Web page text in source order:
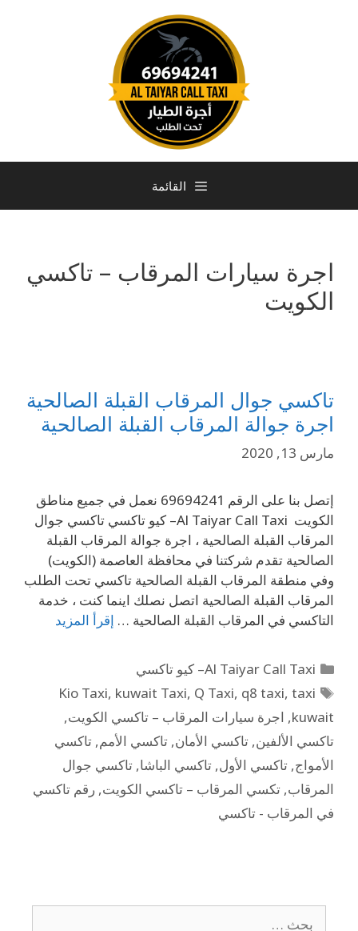
القائمة
اجرة سيارات المرقاب – تاكسي
الكويت
تاكسي جوال المرقاب القبلة الصالحية
اجرة جوالة المرقاب القبلة الصالحية
مارس 13, 2020
إتصل بنا على الرقم 69694241 نعمل في جميع مناطق
الكويت Al Taiyar Call Taxi– كيو تاكسي تاكسي جوال
المرقاب القبلة الصالحية ، اجرة جوالة المرقاب القبلة
الصالحية تقدم شركتنا في محافظة العاصمة (الكويت)
وفي منطقة المرقاب القبلة الصالحية تاكسي تحت الطلب
المرقاب القبلة الصالحية اتصل نصلك اينما كنت ، خدمة
التاكسي في المرقاب القبلة الصالحية … إقرأ المزيد
Al Taiyar Call Taxi– كيو تاكسي
Kio Taxi, kuwait Taxi, Q Taxi, q8 taxi, taxi
kuwait
, اجرة سيارات المرقاب – تاكسي الكويت,
تاكسي الألفين, تاكسي الأمان, تاكسي الأمم, تاكسي
الأمواج, تاكسي الأول, تاكسي الباشا, تاكسي جوال
المرقاب, تكسي المرقاب – تاكسي الكويت, رقم تاكسي
في المرقاب - تاكسي